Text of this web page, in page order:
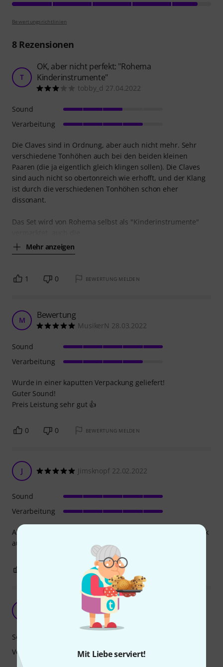
Mit Liebe serviert!
Bewertungsrichtlinien
8Rezensionen
T
OK, aber nicht perfekt: "Rohema
Kinderinstrumente"
tobby_d 27.04.2022
Die Claves sind in Ordnung, aber auch nicht mehr. Sehr
verschiedene Tonhöhen auch bei den beiden kleinen
Paaren (die ja eigentlich gleich klingen sollen). Die Claves
sind auch nicht so obertonreich wie erhofft, und der Klang
ist durch die verschiedenen Tonhöhen schon eher
dissonant.
Das Set wird von Rohema selbst als "Kinderinstrumente"
Mehr anzeigen
Sound
Verarbeitung
1 0 BEWERTUNG MELDEN
M Bewertung
MusikerN 28.03.2022
Wurde in einer kaputten Verpackung geliefert!
Guter Sound!
Preis Leistung sehr gut 👍
Sound
Verarbeitung
0 0 BEWERTUNG MELDEN
J Jimsknopf 22.02.2022
Absolut nichts zu beanstanden. Die Stöckchen sehen schick
aus und machen den erwarteten Krach.
Sound
Verarbeitung
BEWERTUNG MELDEN
Bagheera 14.01.2023
Sound
Verarbeitung